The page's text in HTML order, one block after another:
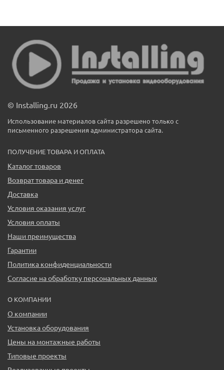
© Installing.ru 2026
Использование материалов сайта разрешено только с
письменного разрешения администратора сайта.
ПОЛУЧЕНИЕ ТОВАРА И ОПЛАТА
Каталог товаров
Возврат товара и денег
Доставка
Условия оказания услуг
Условия оплаты
Наши преимущества
Гарантии
Политика конфиденциальности
Согласие на обработку персональных данных
О КОМПАНИИ
О компании
Установка оборудования
Цены на монтажные работы
Типовые проекты